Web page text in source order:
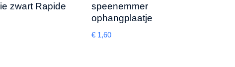
zwart Rapide
speenemmer
ophangplaatje
€ 1,60